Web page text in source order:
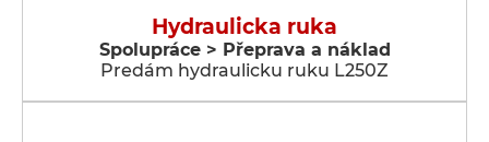
Hydraulicka ruka
Spolupráce > Přeprava a náklad
Predám hydraulicku ruku L250Z